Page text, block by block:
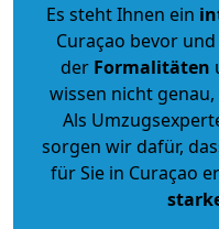
Es steht Ihnen ein
Curaçao bevor
der Formalitäten
wissen nicht
Als
sorgen wir dafür,
für Sie in Curaçao